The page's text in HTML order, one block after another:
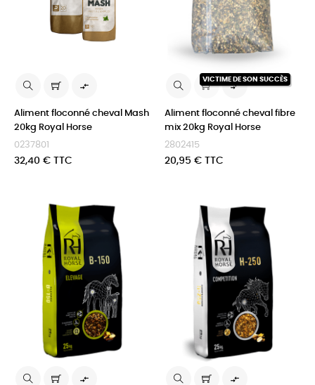

Aliment floconné cheval Mash
20kg Royal Horse
0237801
Prix
32,40 € TTC
VICTIME DE SON SUCCÈS

Aliment floconné cheval fibre
mix 20kg Royal Horse
2802415
Prix
20,95 € TTC
 